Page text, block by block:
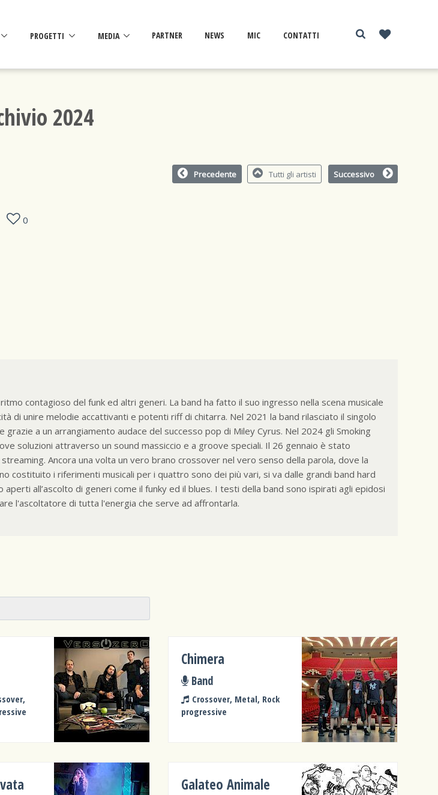
PROGETTI MEDIA PARTNER NEWS MIC CONTATTI
2024
Precedente Tutti gli artisti Successivo
0
contagioso del funk ed altri generi. La band ha fatto il suo ingresso nella scena musicale
di unire melodie accattivanti e potenti riff di chitarra. Nel 2021 la band rilasciato il singolo
a un arrangiamento audace del successo pop di Miley Cyrus. Nel 2024 gli Smoking
soluzioni attraverso un sound massiccio e a groove speciali. Il 26 gennaio è stato
Ancora una volta un vero brano crossover nel vero senso della parola, dove la
costituito i riferimenti musicali per i quattro sono dei più vari, si va dalle grandi band hard
all’ascolto di generi come il funky ed il blues. I testi della band sono ispirati agli epidosi
l'ascoltatore di tutta l'energia che serve ad affrontarla.
Chimera
Band
Crossover, Metal, Rock
progressive
Galateo Animale